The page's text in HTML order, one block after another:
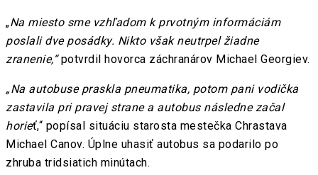
„Na miesto sme vzhľadom k prvotným informáciám
poslali dve posádky. Nikto však neutrpel žiadne
zranenie,“potvrdil hovorca záchranárov Michael Georgiev.
„Na autobuse praskla pneumatika, potom pani vodička
zastavila pri pravej strane a autobus následne začal
horieť,“ popísal situáciu starosta mestečka Chrastava
Michael Canov. Úplne uhasiť autobus sa podarilo po
zhruba tridsiatich minútach.